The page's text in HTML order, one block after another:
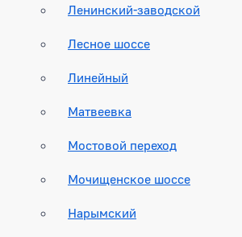
Ленинский-заводской
Лесное шоссе
Линейный
Матвеевка
Мостовой переход
Мочищенское шоссе
Нарымский